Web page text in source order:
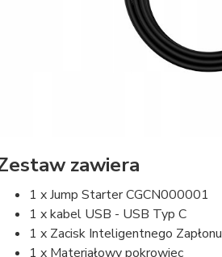
zawiera
1 x Jump Starter CGCN000001
1 x kabel USB - USB Typ C
1 x Zacisk Inteligentnego Zapłonu
1 x Materiałowy pokrowiec